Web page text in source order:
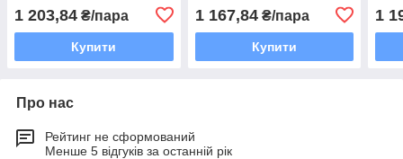
1 203,84 ₴/пара
Купити
BRYES-TO-SB
1 167,84₴/пара
Купити
1
Про нас
Рейтинг не сформований
Менше 5 відгуків за останній рік